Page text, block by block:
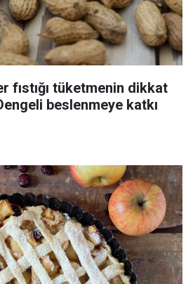
fıstığı tüketmenin dikkat
beslenmeye katkı